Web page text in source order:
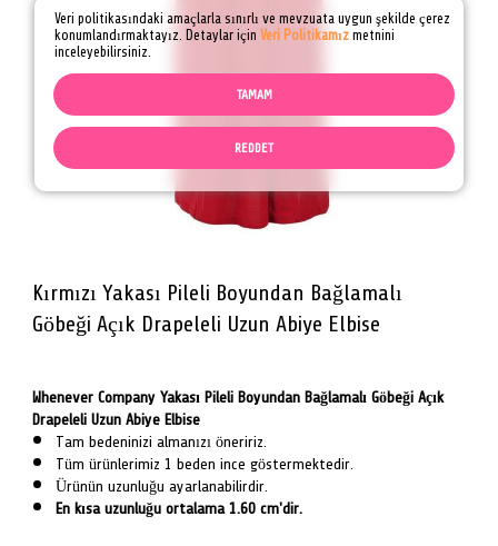
Kırmızı Yakası Pileli Boyundan Bağlamalı
Göbeği Açık Drapeleli Uzun Abiye Elbise
Whenever Company Yakası Pileli Boyundan Bağlamalı Göbeği Açık
Drapeleli Uzun Abiye Elbise
Tam bedeninizi almanızı öneririz.
Tüm ürünlerimiz 1 beden ince göstermektedir.
Ürünün uzunluğu ayarlanabilirdir.
En kısa uzunluğu ortalama 1.60 cm'dir.
Veri politikasındaki amaçlarla sınırlı ve mevzuata uygun şekilde çerez
konumlandırmaktayız. Detaylar içinVeri Politikamızmetnini
inceleyebilirsiniz.
TAMAM
REDDET